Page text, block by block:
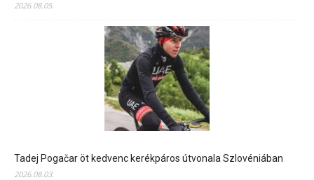
2026.08.05.
Tadej Pogačar öt kedvenc kerékpáros útvonala Szlovéniában
2026.08.03.